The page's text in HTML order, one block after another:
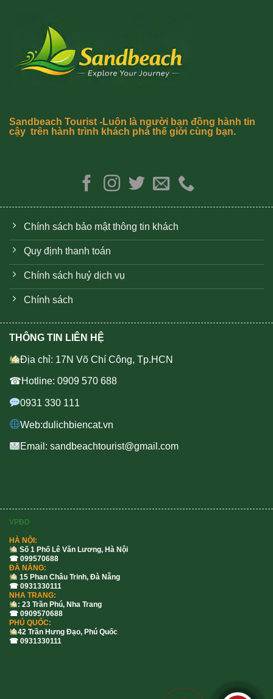
Sandbeach Tourist -Luôn là người bạn đồng hành tin
cậy trên hành trình khách phá thế giới cùng bạn.
Chính sách bảo mật thông tin khách
Quy định thanh toán
Chính sách huỷ dịch vụ
Chính sách
THÔNG TIN LIÊN HỆ
Địa chỉ: 17N Võ Chí Công, Tp.HCN
☎Hotline: 0909 570 688
0931 330 111
Web:dulichbiencat.vn
Email: sandbeachtourist@gmail.com
VPĐD
HÀ NỘI:
Số 1 Phố Lê Văn Lương, Hà Nội
☎ 099570688
ĐÀ NẴNG:
15 Phan Châu Trinh, Đà Nẵng
☎ 0931330111
NHA TRANG:
: 23 Trần Phú, Nha Trang
☎ 0909570688
PHÚ QUỐC:
42 Trần Hưng Đạo, Phú Quốc
☎ 0931330111